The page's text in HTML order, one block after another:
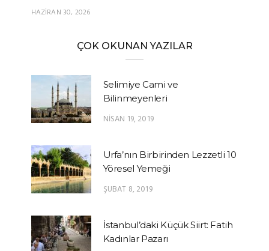
HAZIRAN 30, 2026
ÇOK OKUNAN YAZILAR
Selimiye Cami ve
Bilinmeyenleri
NISAN 19, 2019
Urfa’nın Birbirinden Lezzetli 10
Yöresel Yemeği
ŞUBAT 8, 2019
İstanbul’daki Küçük Siirt: Fatih
Kadınlar Pazarı